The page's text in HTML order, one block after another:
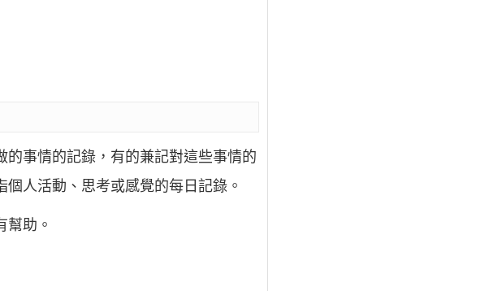
事情的記錄，有的兼記對這些事情的
人活動、思考或感覺的每日記錄。
幫助。